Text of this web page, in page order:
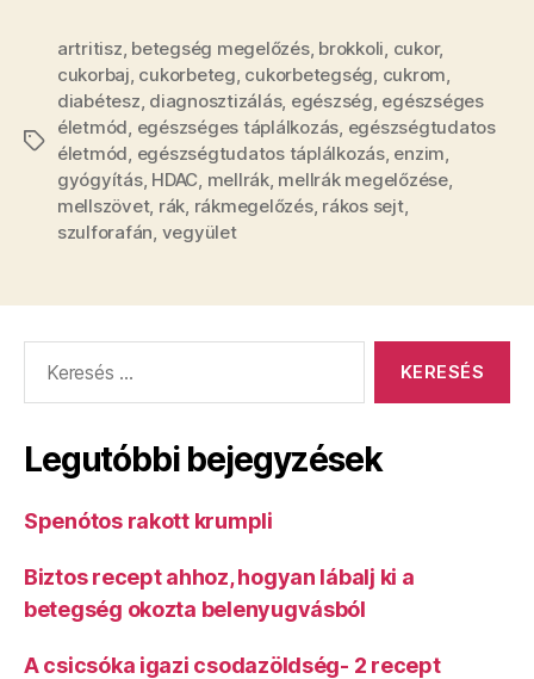
Címkék
artritisz betegség megelőzés, brokkoli cukor,
cukorbaj cukorbeteg cukorbetegség cukrom
diabétesz diagnosztizálás, egészség egészséges
életmód egészséges táplálkozás egészségtudatos
életmód egészségtudatos táplálkozás, enzim
gyógyítás, HDAC mellrák, mellrák megelőzése,
mellszövet, rák rákmegelőzés, rákos sejt,
szulforafán vegyület
Legutóbbi bejegyzések
Spenótos rakott krumpli
Biztos recept ahhoz, hogyan lábalj ki a
betegség okozta belenyugvásból
A csicsóka igazi csodazöldség- 2 recept